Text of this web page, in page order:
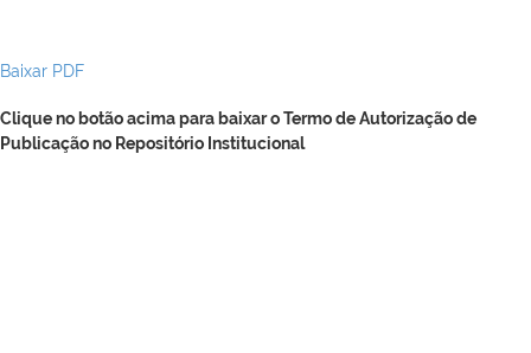
Baixar PDF
Clique no botão acima para baixar o Termo de Autorização de
Publicação no Repositório Institucional